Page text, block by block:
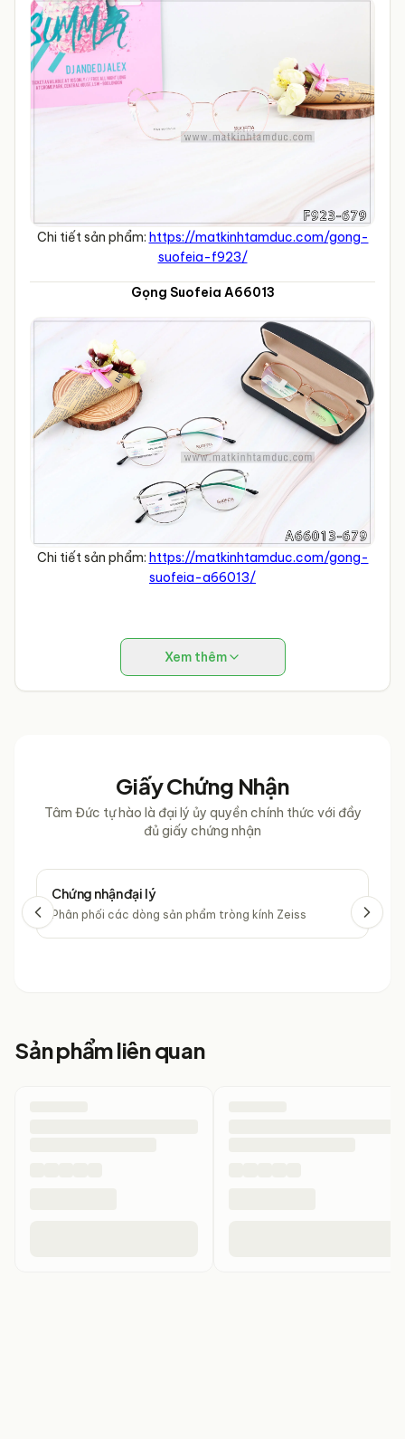
Chi tiết sản phẩm: https://matkinhtamduc.com/gong-
suofeia-f923/
Gọng Suofeia A66013
Chi tiết sản phẩm: https://matkinhtamduc.com/gong-
suofeia-a66013/
Xem thêm
Giấy Chứng Nhận
Tâm Đức tự hào là đại lý ủy quyền chính thức với đầy
đủ giấy chứng nhận
Chứng nhận đại lý
Phân phối các dòng sản phẩm tròng kính Zeiss
Sản phẩm liên quan